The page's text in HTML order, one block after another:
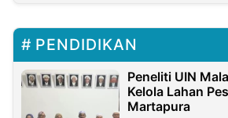
PENDIDIKAN
Peneliti UIN
Kelola Lahan
Martapura